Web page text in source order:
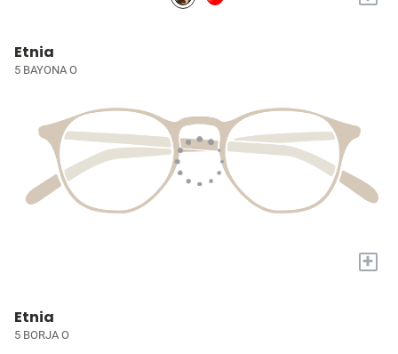
Etnia
5 BAYONA O
+
Etnia
5 BORJA O